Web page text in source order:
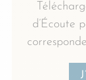
d’Écoute